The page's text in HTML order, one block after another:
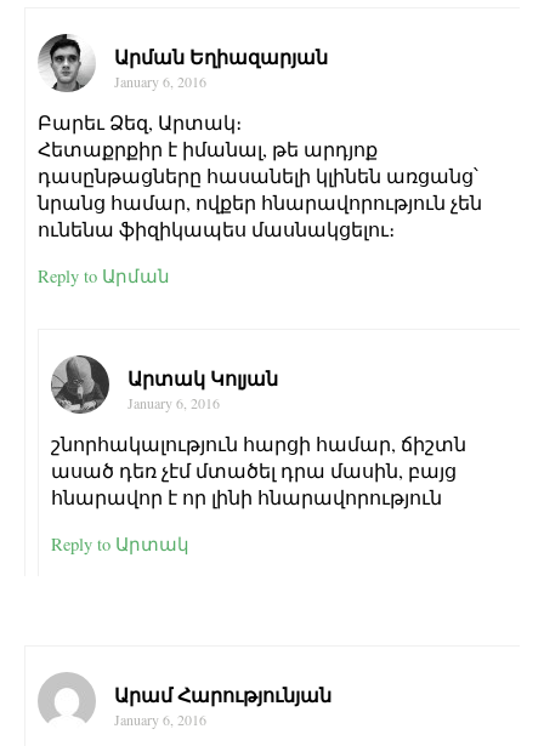
Արման Եղիազարյան
January 6, 2016
Բարեւ Ձեզ, Արտակ։
Հետաքրքիր է իմանալ, թե արդյոք
դասընթացները հասանելի կլինեն առցանց՝
նրանց համար, ովքեր հնարավորություն չեն
ունենա ֆիզիկապես մասնակցելու։
Reply to Արման
Արտակ Կոլյան
January 6, 2016
շնորհակալություն հարցի համար, ճիշտն
ասած դեռ չէմ մտածել դրա մասին, բայց
հնարավոր է որ լինի հնարավորություն
Reply to Արտակ
Արամ Հարությունյան
January 6, 2016